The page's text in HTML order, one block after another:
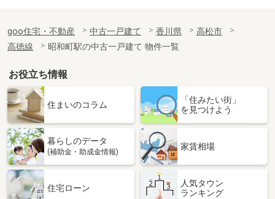
goo住宅・不動産 中古一戸建て 香川県
高松市
高徳線
昭和町駅の中古一戸建て 物件一覧
お役立ち情報
住まいのコラム
「住みたい街」
を見つけよう
暮らしのデータ
(補助金・助成金情報)
家賃相場
住宅ローン
人気タウン
ランキング